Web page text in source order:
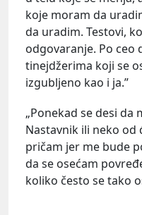
koje moram da
da uradim. Testovi,
odgovaranje. Po ceo
tinejdžerima koji se
izgubljeno kao i ja.”
„Ponekad se desi da
Nastavnik ili neko od
pričam jer me bude
da se osećam
koliko često se tako